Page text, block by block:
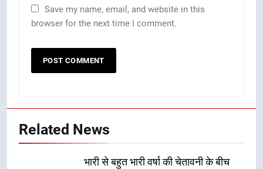
Save my name, email, and website in this
browser for the next time I comment.
Related News
भारी से बहुत भारी वर्षा की चेतावनी के बीच